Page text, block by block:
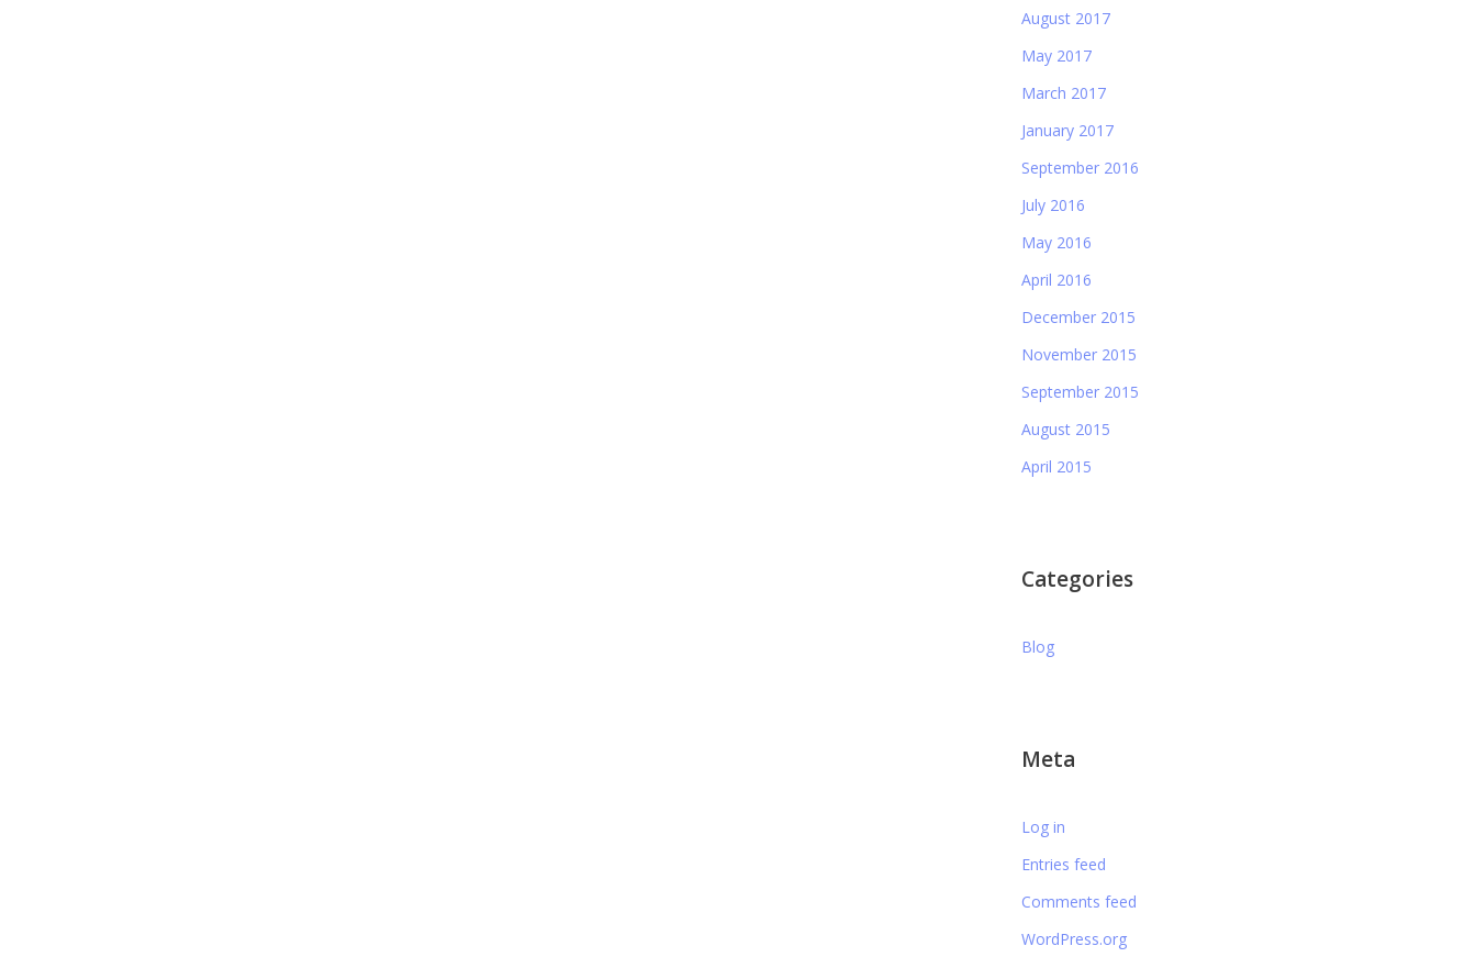
August 2017
May 2017
March 2017
January 2017
September 2016
July 2016
May 2016
April 2016
December 2015
November 2015
September 2015
August 2015
April 2015
Categories
Blog
Meta
Log in
Entries feed
Comments feed
WordPress.org